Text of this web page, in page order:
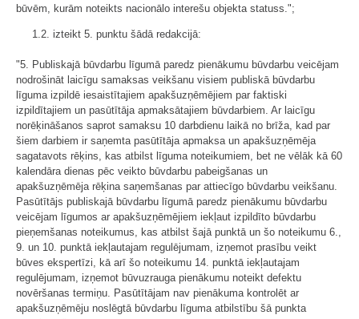
būvēm, kurām noteikts nacionālo interešu objekta statuss.";
1.2. izteikt 5. punktu šādā redakcijā:
"5. Publiskajā būvdarbu līgumā paredz pienākumu būvdarbu veicējam
nodrošināt laicīgu samaksas veikšanu visiem publiskā būvdarbu
līguma izpildē iesaistītajiem apakšuzņēmējiem par faktiski
izpildītajiem un pasūtītāja apmaksātajiem būvdarbiem. Ar laicīgu
norēķināšanos saprot samaksu 10 darbdienu laikā no brīža, kad par
šiem darbiem ir saņemta pasūtītāja apmaksa un apakšuzņēmēja
sagatavots rēķins, kas atbilst līguma noteikumiem, bet ne vēlāk kā 60
kalendāra dienas pēc veikto būvdarbu pabeigšanas un
apakšuzņēmēja rēķina saņemšanas par attiecīgo būvdarbu veikšanu.
Pasūtītājs publiskajā būvdarbu līgumā paredz pienākumu būvdarbu
veicējam līgumos ar apakšuzņēmējiem iekļaut izpildīto būvdarbu
pieņemšanas noteikumus, kas atbilst šajā punktā un šo noteikumu 6.,
9. un 10. punktā iekļautajam regulējumam, izņemot prasību veikt
būves ekspertīzi, kā arī šo noteikumu 14. punktā iekļautajam
regulējumam, izņemot būvuzrauga pienākumu noteikt defektu
novēršanas termiņu. Pasūtītājam nav pienākuma kontrolēt ar
apakšuzņēmēju noslēgtā būvdarbu līguma atbilstību šā punkta